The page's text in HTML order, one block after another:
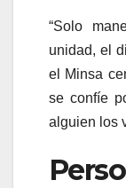
“Solo
unidad, el
el Minsa
se confíe
alguien los